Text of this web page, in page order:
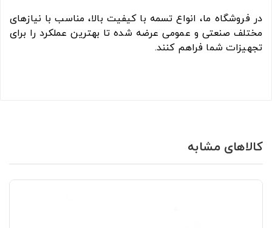
در فروشگاه ما، انواع تسمه با کیفیت بالا، مناسب با نیازهای
مختلف صنعتی و عمومی عرضه شده تا بهترین عملکرد را برای
تجهیزات شما فراهم کنند.
کالاهای مشابه